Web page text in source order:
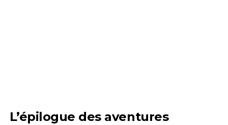
L’épilogue des aventures